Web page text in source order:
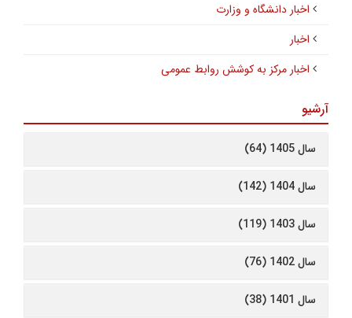
اخبار دانشگاه و وزارت
اخبار
اخبار مرکز به کوشش روابط عمومی
آرشیو
سال 1405 (64)
سال 1404 (142)
سال 1403 (119)
سال 1402 (76)
سال 1401 (38)